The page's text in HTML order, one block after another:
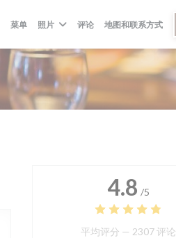
菜单 照片 评论 地图和联系方式
4.8 /5
平均评分 — 2307 评论